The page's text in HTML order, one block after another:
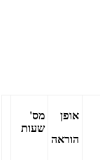
מס'
שעות
אופן
הוראה